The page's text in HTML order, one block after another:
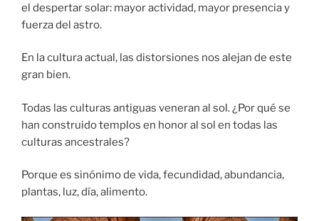
el despertar solar: mayor actividad, mayor presencia y
fuerza del astro.
En la cultura actual, las distorsiones nos alejan de este
gran bien.
Todas las culturas antiguas veneran al sol. ¿Por qué se
han construido templos en honor al sol en todas las
culturas ancestrales?
Porque es sinónimo de vida, fecundidad, abundancia,
plantas, luz, día, alimento.